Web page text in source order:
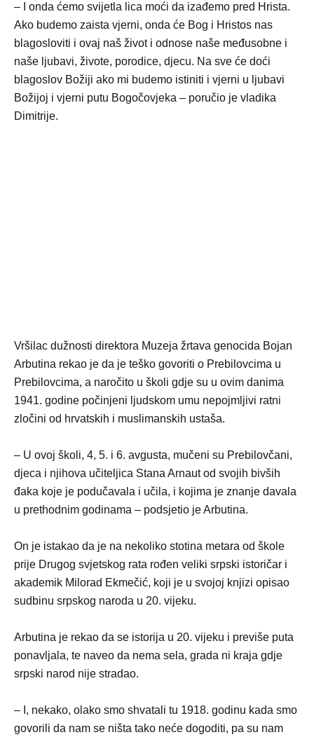
– I onda ćemo svijetla lica moći da izađemo pred Hrista.
Ako budemo zaista vjerni, onda će Bog i Hristos nas
blagosloviti i ovaj naš život i odnose naše međusobne i
naše ljubavi, živote, porodice, djecu. Na sve će doći
blagoslov Božiji ako mi budemo istiniti i vjerni u ljubavi
Božijoj i vjerni putu Bogočovjeka – poručio je vladika
Dimitrije.
Vršilac dužnosti direktora Muzeja žrtava genocida Bojan
Arbutina rekao je da je teško govoriti o Prebilovcima u
Prebilovcima, a naročito u školi gdje su u ovim danima
1941. godine počinjeni ljudskom umu nepojmljivi ratni
zločini od hrvatskih i muslimanskih ustaša.
– U ovoj školi, 4, 5. i 6. avgusta, mučeni su Prebilovčani,
djeca i njihova učiteljica Stana Arnaut od svojih bivših
đaka koje je podučavala i učila, i kojima je znanje davala
u prethodnim godinama – podsjetio je Arbutina.
On je istakao da je na nekoliko stotina metara od škole
prije Drugog svjetskog rata rođen veliki srpski istoričar i
akademik Milorad Ekmečić, koji je u svojoj knjizi opisao
sudbinu srpskog naroda u 20. vijeku.
Arbutina je rekao da se istorija u 20. vijeku i previše puta
ponavljala, te naveo da nema sela, grada ni kraja gdje
srpski narod nije stradao.
– I, nekako, olako smo shvatali tu 1918. godinu kada smo
govorili da nam se ništa tako neće dogoditi, pa su nam